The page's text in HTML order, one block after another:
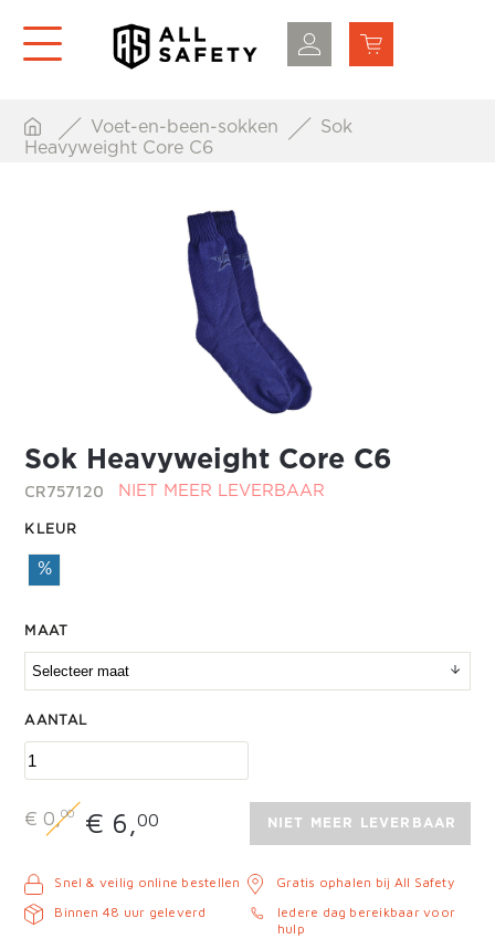
Voet-en-been-sokken
Sok
Heavyweight Core C6
Sok Heavyweight Core C6
CR757120 NIET MEER LEVERBAAR
KLEUR
%
MAAT
AANTAL
€ 0,00 € 6,00 NIET MEER LEVERBAAR
Snel & veilig online bestellen
Binnen 48 uur geleverd
Gratis ophalen bij All Safety
Iedere dag bereikbaar voor
hulp